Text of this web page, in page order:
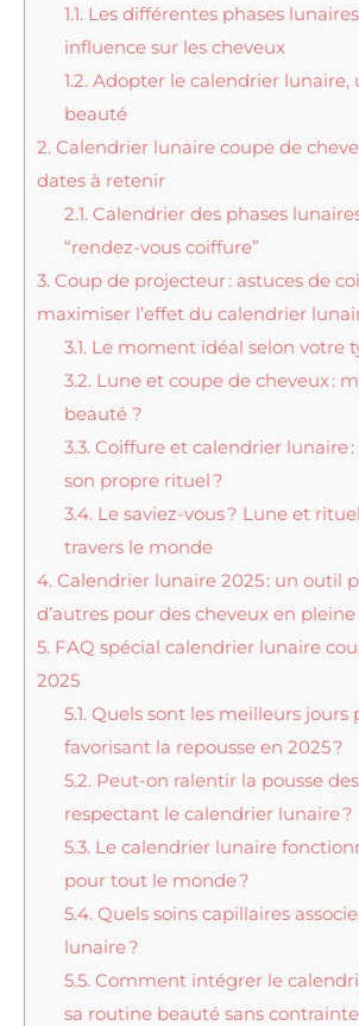
1.1. Les différentes phases
influence sur les cheveux
1.2. Adopter le calendrier lunaire,
beauté
2. Calendrier lunaire coupe de
dates à retenir
2.1. Calendrier des phases
“rendez-vous coiffure”
3. Coup de projecteur : astuces de
maximiser l’effet du calendrier
3.1. Le moment idéal selon votre
3.2. Lune et coupe de cheveux :
beauté ?
3.3. Coiffure et calendrier lunaire
son propre rituel ?
3.4. Le saviez-vous ? Lune et
travers le monde
4. Calendrier lunaire 2025 : un outil
d’autres pour des cheveux en
5. FAQ spécial calendrier lunaire
2025
5.1. Quels sont les meilleurs jours
favorisant la repousse en 2025 ?
5.2. Peut-on ralentir la pousse
respectant le calendrier lunaire ?
5.3. Le calendrier lunaire
pour tout le monde ?
5.4. Quels soins capillaires
lunaire ?
5.5. Comment intégrer le
sa routine beauté sans contrainte